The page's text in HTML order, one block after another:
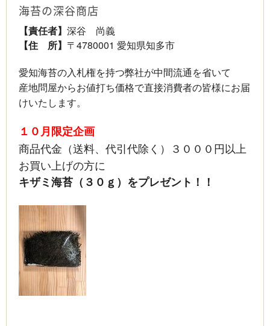
海苔の深谷商店
【責任者】 深谷 尚義
【住 所】 〒4780001 愛知県知多市
愛知海苔の入札権を持つ弊社が中間流通を省いて
産地問屋からお値打ち価格で直接消費者の皆様にお届
けいたします。
１０月限定企画
商品代金（送料、代引代除く）３０００円以上
お買い上げの方に
キザミ海苔（３０ｇ）をプレゼント！！